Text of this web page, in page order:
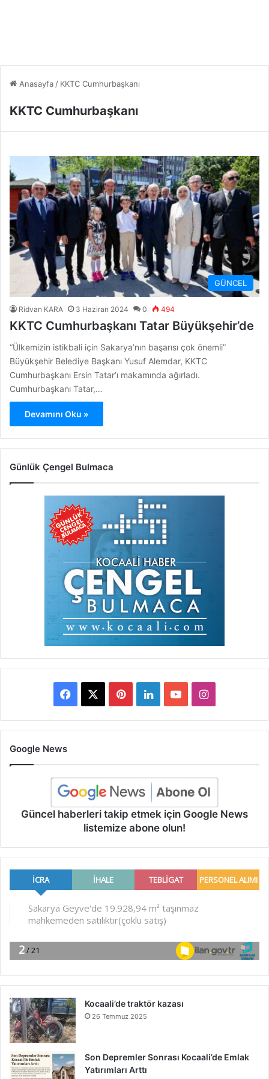
Anasayfa / KKTC Cumhurbaşkanı
KKTC Cumhurbaşkanı
GÜNCEL
Ridvan KARA 3 Haziran 2024 0 494
KKTC Cumhurbaşkanı Tatar Büyükşehir’de
“Ülkemizin istikbali için Sakarya’nın başarısı çok önemli”
Büyükşehir Belediye Başkanı Yusuf Alemdar, KKTC
Cumhurbaşkanı Ersin Tatar’ı makamında ağırladı.
Cumhurbaşkanı Tatar,…
Devamını Oku »
Günlük Çengel Bulmaca
Facebook PinterestLinkedInYouTubeInstagram
Google News
Güncel haberleri takip etmek için Google News
listemize abone olun!
Kocaali’de traktör kazası
26 Temmuz 2025
Son Depremler Sonrası Kocaali’de Emlak
Yatırımları Arttı